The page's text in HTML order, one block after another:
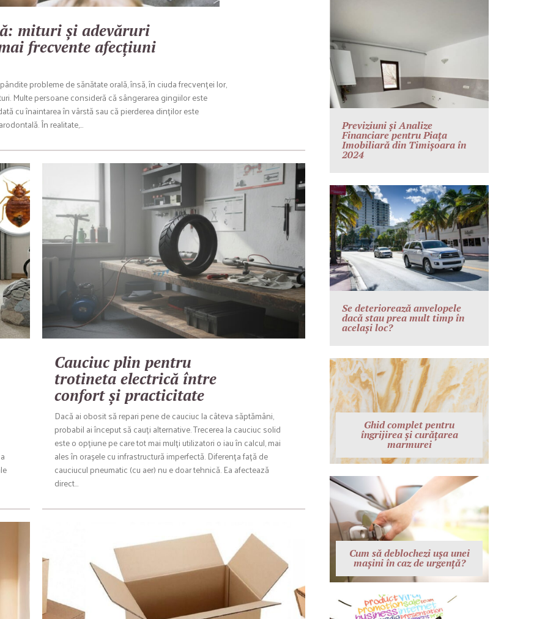
mituri și adevăruri
frecvente afecțiuni
probleme de sănătate orală, însă, în ciuda frecvenței lor,
Multe persoane consideră că sângerarea gingiilor este
cu înaintarea în vârstă sau că pierderea dinților este
În realitate,…
Cauciuc plin pentru
trotineta electrică între
confort și practicitate
Dacă ai obosit să repari pene de cauciuc la câteva săptămâni,
probabil ai început să cauți alternative. Trecerea la cauciuc solid
este o opțiune pe care tot mai mulți utilizatori o iau în calcul, mai
ales în orașele cu infrastructură imperfectă. Diferența față de
cauciucul pneumatic (cu aer) nu e doar tehnică. Ea afectează
direct…
Previziuni și Analize
Financiare pentru Piața
Imobiliară din Timișoara în
2024
Se deteriorează anvelopele
dacă stau prea mult timp în
același loc?
Ghid complet pentru
îngrijirea și curățarea
marmurei
Cum să deblochezi ușa unei
mașini în caz de urgență?